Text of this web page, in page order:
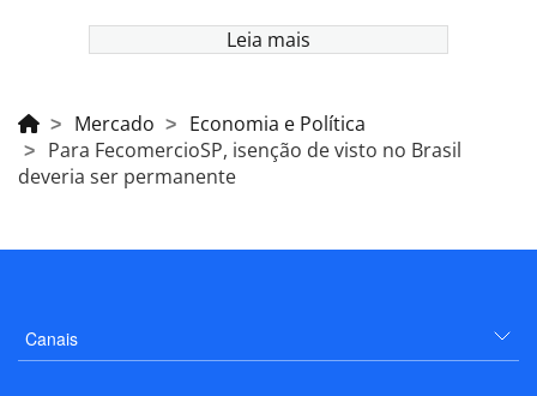
Leia mais
Mercado
Economia e Política
Para FecomercioSP, isenção de visto no Brasil
deveria ser permanente
Canais